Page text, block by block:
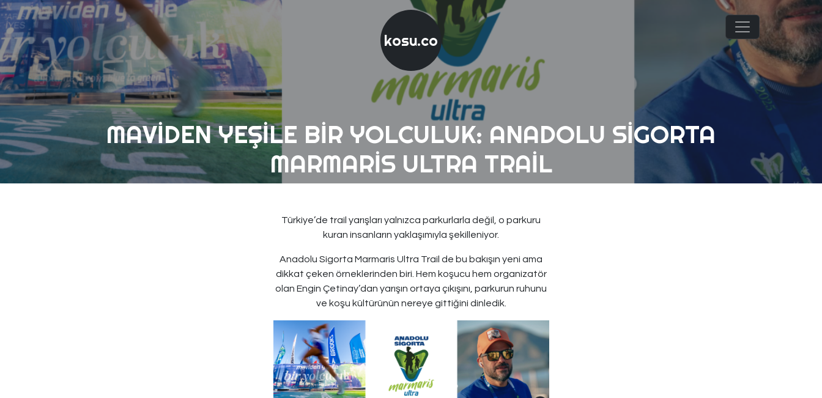
kosu.co
MAVIDEN YEŞILE BIR YOLCULUK: ANADOLU SIGORTA
MARMARIS ULTRA TRAIL
Türkiye’de trail yarışları yalnızca parkurlarla değil, o parkuru
kuran insanların yaklaşımıyla şekilleniyor.
Anadolu Sigorta Marmaris Ultra Trail de bu bakışın yeni ama
dikkat çeken örneklerinden biri. Hem koşucu hem organizatör
olan Engin Çetinay’dan yarışın ortaya çıkışını, parkurun ruhunu
ve koşu kültürünün nereye gittiğini dinledik.